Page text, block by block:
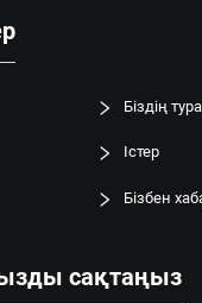
Біздің
Істер
Бізбен
сақтаңыз